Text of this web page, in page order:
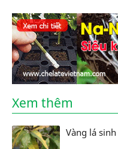
Xem thêm
Vàng lá